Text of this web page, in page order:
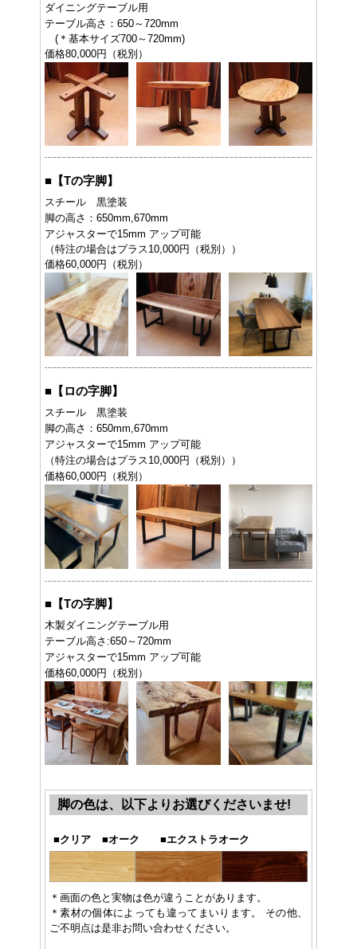
ダイニングテーブル用
テーブル高さ：650～720mm
(＊基本サイズ700～720mm)
価格80,000円（税別）
■ 【Tの字脚】
スチール 黒塗装
脚の高さ：650mm,670mm
アジャスターで15mm アップ可能
（特注の場合はプラス10,000円（税別））
価格60,000円（税別）
■ 【ロの字脚】
スチール 黒塗装
脚の高さ：650mm,670mm
アジャスターで15mm アップ可能
（特注の場合はプラス10,000円（税別））
価格60,000円（税別）
■ 【Tの字脚】
木製ダイニングテーブル用
テーブル高さ:650～720mm
アジャスターで15mm アップ可能
価格60,000円（税別）
脚の色は、以下よりお選びくださいませ!
■クリア ■オーク ■エクストラオーク
＊画面の色と実物は色が違うことがあります。
＊素材の個体によっても違ってまいります。 その他、
ご不明点は是非お問い合わせください。